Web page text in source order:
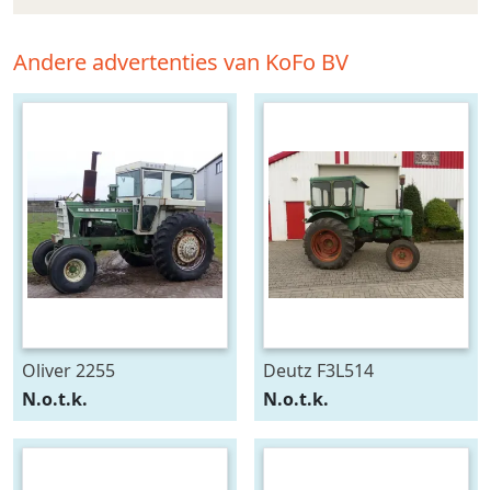
Andere advertenties van KoFo BV
Oliver 2255
N.o.t.k.
Deutz F3L514
N.o.t.k.